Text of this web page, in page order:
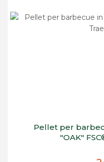
Pellet per
"OAK"